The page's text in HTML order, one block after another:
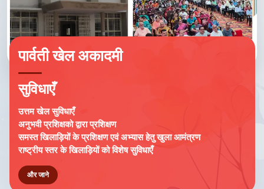
पार्वती खेल अकादमी
सुविधाएँ
उत्तम खेल सुविधाएँ
अनुभवी प्रशिक्षको द्वारा प्रशिक्षण
समस्त खिलाड़ियों के प्रशिक्षण एवं अभ्यास हेतु खुला आमंत्रण
राष्ट्रीय स्तर के खिलाड़ियों को विशेष सुविधाएँ
और जाने